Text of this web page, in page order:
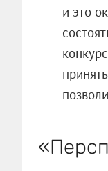
и это